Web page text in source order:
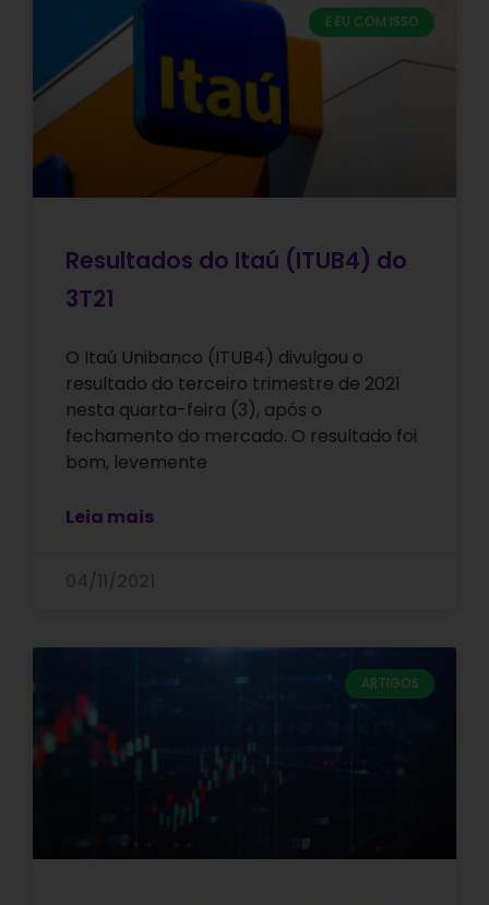
E EU COM ISSO
Resultados do Itaú (ITUB4) do
3T21
O Itaú Unibanco (ITUB4) divulgou o
resultado do terceiro trimestre de 2021
nesta quarta-feira (3), após o
fechamento do mercado. O resultado foi
bom, levemente
Leia mais
ARTIGOS